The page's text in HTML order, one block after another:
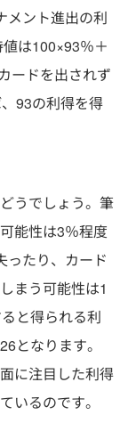
メント進出の利
は100×93％＋
ードを出されず
93の利得を得
うでしょう。筆
能性は3％程度
ったり、カード
まう可能性は1
と得られる利
となります。
に注目した利得
いるのです。